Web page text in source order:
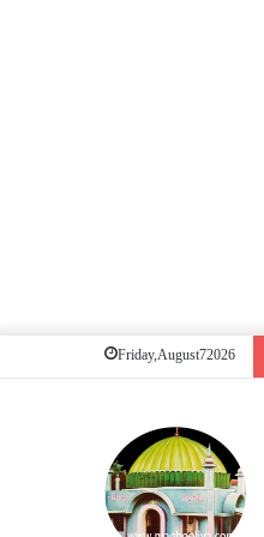
Friday, August 7 2026